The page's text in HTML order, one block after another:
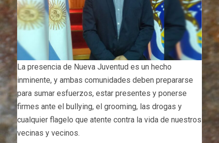
La presencia de Nueva Juventud es un hecho
inminente, y ambas comunidades deben prepararse
para sumar esfuerzos, estar presentes y ponerse
firmes ante el bullying, el grooming, las drogas y
cualquier flagelo que atente contra la vida de nuestros
vecinas y vecinos.